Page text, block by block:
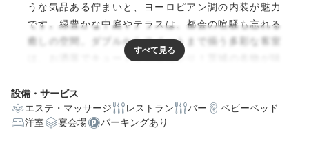
うな気品ある佇まいと、ヨーロピアン調の内装が魅力
です。緑豊かな中庭やテラスは、都会の喧騒も忘れる
癒しの空間。ダブルからスイートまで揃う多彩な客室
は、お洒落でキュートな部屋ばかり！茨城の名物が味
るスイーツなど、グルメも楽しめます。
設備・サービス
エステ・マッサージ
レストラン バー
ベビーベッド
洋室
宴会場 パーキングあり